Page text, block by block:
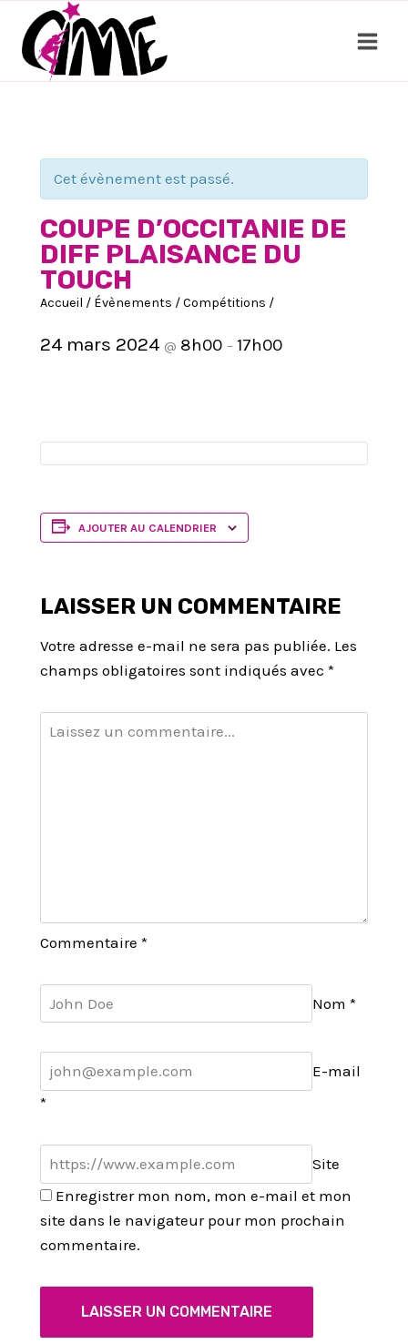
contenu
Cet évènement est passé.
COUPE D’OCCITANIE DE
DIFF PLAISANCE DU
TOUCH
Accueil / Évènements /Compétitions /
24 mars 2024 @ 8h00 – 17h00
AJOUTER AU CALENDRIER
LAISSER UN COMMENTAIRE
Votre adresse e-mail ne sera pas publiée. Les
champs obligatoires sont indiqués avec *
Commentaire *
Nom *
E-mail
*
Site
Enregistrer mon nom, mon e-mail et mon
site dans le navigateur pour mon prochain
commentaire.